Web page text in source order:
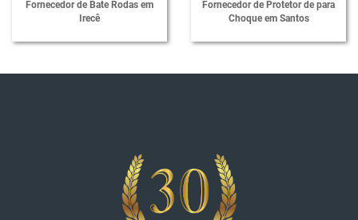
Separador de Vaga para Estacionamento
Lombadas de Borracha
Passa Cabos em Poliuretano
Protetores de Cabos em Poliuretano
Mini Segregador para Sinalização
Fornecedor de Bate Rodas em
Irecê
Fornecedor de Protetor de para
Choque em Santos